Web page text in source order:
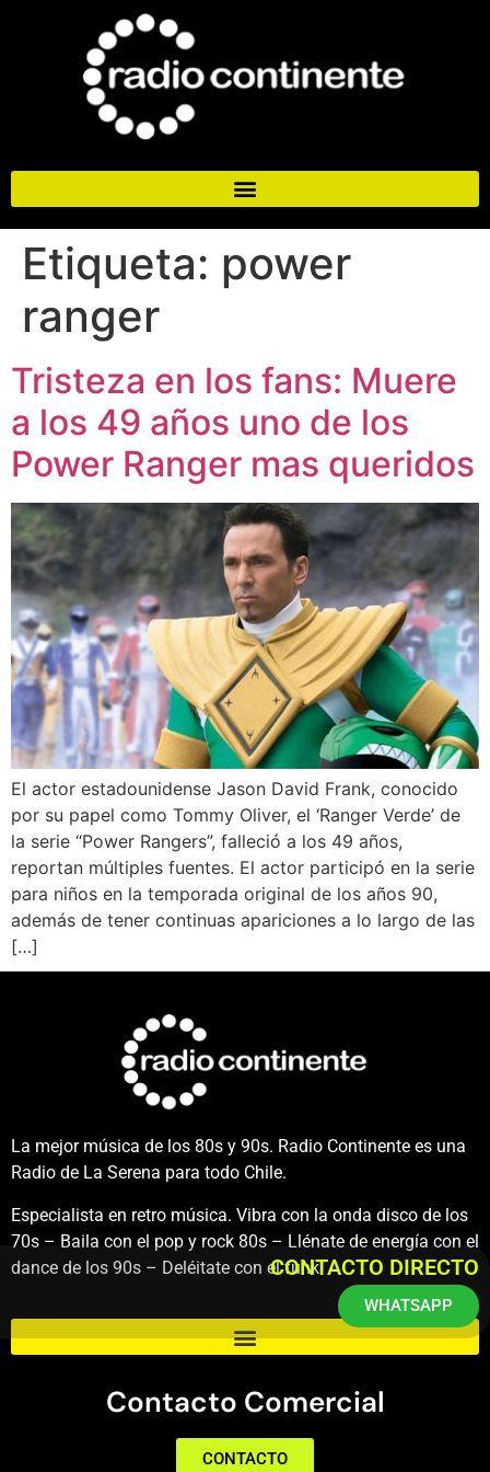
Etiqueta: power
ranger
Tristeza en los fans: Muere
a los 49 años uno de los
Power Ranger mas queridos
El actor estadounidense Jason David Frank, conocido
por su papel como Tommy Oliver, el ‘Ranger Verde’ de
la serie “Power Rangers”, falleció a los 49 años,
reportan múltiples fuentes. El actor participó en la serie
para niños en la temporada original de los años 90,
además de tener continuas apariciones a lo largo de las
[…]
La mejor música de los 80s y 90s. Radio Continente es una
Radio de La Serena para todo Chile.
Especialista en retro música. Vibra con la onda disco de los
70s – Baila con el pop y rock 80s – Llénate de energía con el
dance de los 90s – Deléitate con el funk.
Contacto Comercial
CONTACTO
CONTACTO DIRECTO
WHATSAPP